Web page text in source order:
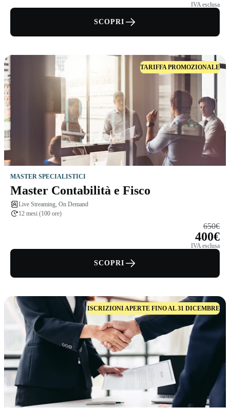
IVA esclusa
SCOPRI
TARIFFA PROMOZIONALE
MASTER SPECIALISTICI
Master Contabilità e Fisco
Live Streaming, On Demand
12 mesi (100 ore)
650€
400€
IVA esclusa
SCOPRI
ISCRIZIONI APERTE FINO AL 31 DICEMBRE